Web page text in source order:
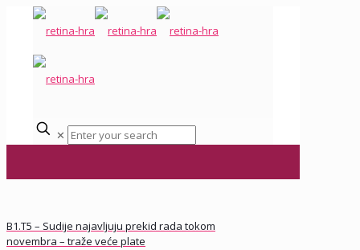
✕
B1.T5 – Sudije najavljuju prekid rada tokom
novembra – traže veće plate